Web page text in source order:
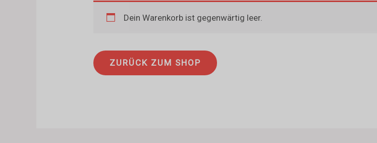
Dein Warenkorb ist gegenwärtig leer.
ZURÜCK ZUM SHOP